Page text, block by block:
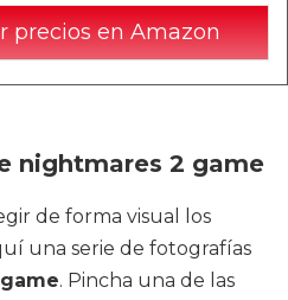
precios en Amazon
nightmares 2 game
de forma visual los
una serie de fotografías
. Pincha una de las